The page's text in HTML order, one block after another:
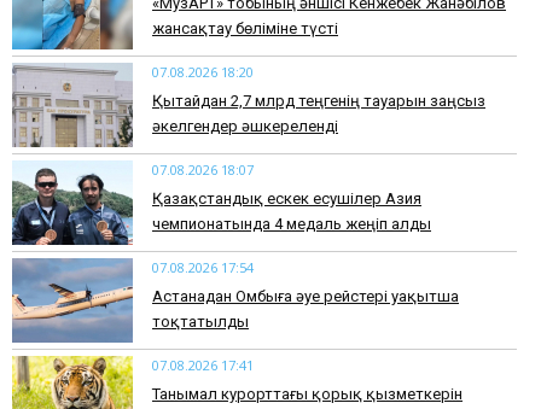
жансақтау бөліміне түсті
07.08.2026 18:20
Қытайдан 2,7 млрд теңгенің тауарын заңсыз
әкелгендер әшкереленді
07.08.2026 18:07
Қазақстандық ескек есушілер Азия
чемпионатында 4 медаль жеңіп алды
07.08.2026 17:54
Астанадан Омбыға әуе рейстері уақытша
тоқтатылды
07.08.2026 17:41
​Танымал курорттағы қорық қызметкерін